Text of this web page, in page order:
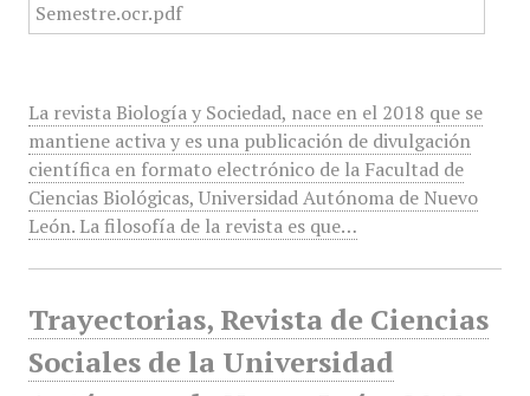
La revista Biología y Sociedad, nace en el 2018 que se
mantiene activa y es una publicación de divulgación
científica en formato electrónico de la Facultad de
Ciencias Biológicas, Universidad Autónoma de Nuevo
León. La filosofía de la revista es que…
Trayectorias, Revista de Ciencias
Sociales de la Universidad